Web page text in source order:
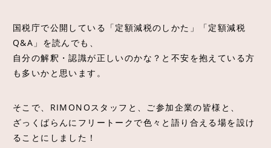
国税庁で公開している「定額減税のしかた」「定額減税
Q&A」を読んでも、
自分の解釈・認識が正しいのかな？と不安を抱えている方
も多いかと思います。
そこで、RIMONOスタッフと、ご参加企業の皆様と、
ざっくばらんにフリートークで色々と語り合える場を設け
ることにしました！